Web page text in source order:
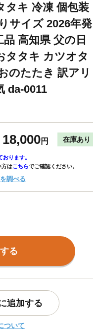
タキ 冷凍 個包装
サイズ 2026年発
高知県 父の日
タタキ カツオタ
のたたき 訳アリ
da-0011
18,000円 在庫あり
おります。
方はこちらでご確認ください。
を調べる
る
追加する
ついて